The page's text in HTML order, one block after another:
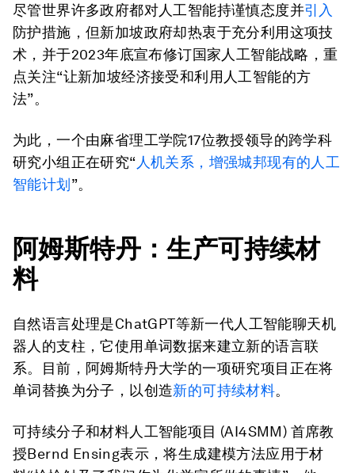
尽管世界许多政府都对人工智能持谨慎态度并引入
防护措施，但新加坡政府却热衷于充分利用这项技
术，并于2023年底宣布修订国家人工智能战略，重
点关注“让新加坡经济接受和利用人工智能的方
法”。
为此，一个由麻省理工学院17位教授领导的跨学科
研究小组正在研究“ 人机关系，增强城邦现有的人工
智能计划”。
阿姆斯特丹：生产可持续材
料
自然语言处理是ChatGPT等新一代人工智能聊天机
器人的支柱，它使用单词数据来建立新的语言联
系。目前，阿姆斯特丹大学的一项研究项目正在将
单词替换为分子，以创造新的可持续材料。
可持续分子和材料人工智能项目 (AI4SMM) 首席教
授Bernd Ensing表示，将生成建模方法应用于材